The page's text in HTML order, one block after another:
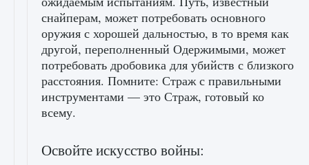
снайперам, может потребовать основного
оружия с хорошей дальностью, в то время как
другой, переполненный Одержимыми, может
потребовать дробовика для убийств с близкого
расстояния. Помните: Страж с правильными
инструментами — это Страж, готовый ко
всему.
Освойте искусство войны: